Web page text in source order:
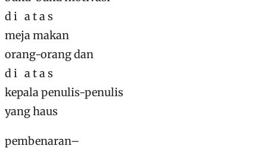
d i a t a s
meja makan
orang-orang dan
d i a t a s
kepala penulis-penulis
yang haus
pembenaran–